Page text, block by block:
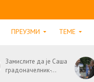
ПРЕУЗМИ ТЕМЕ
Замислите да је Саша
градоначелник-...